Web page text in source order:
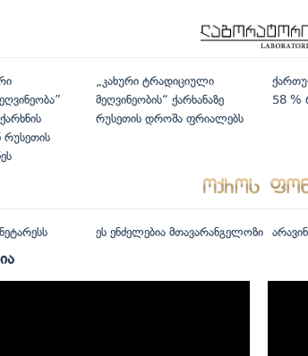
„კახური ტრადიციული
მეღვინეობის“ ქარხანაზე
რუსეთის დროშა ფრიალებს
58 %
ეს ენძელებია მთავარანგელოზი არავინ